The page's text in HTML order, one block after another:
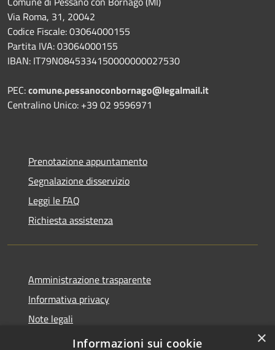
Via Roma, 31, 20042
Codice Fiscale: 03064000155
Partita IVA: 03064000155
IBAN: IT79N0845334150000000027530
PEC:comune.pessanoconbornago@legalmail.it
Centralino Unico: +39 02 9596971
Prenotazione appuntamento
Segnalazione disservizio
Leggi le FAQ
Richiesta assistenza
Amministrazione trasparente
Informativa privacy
Note legali
Dichiarazione di accessibilità
×
Informazioni sui cookie